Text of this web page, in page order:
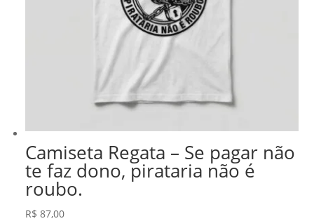
Camiseta Regata – Se pagar não
te faz dono, pirataria não é
roubo.
R$ 87,00